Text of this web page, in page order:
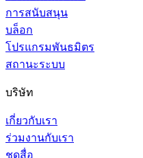
การสนับสนุน
บล็อก
โปรแกรมพันธมิตร
สถานะระบบ
บริษัท
เกี่ยวกับเรา
ร่วมงานกับเรา
ชุดสื่อ